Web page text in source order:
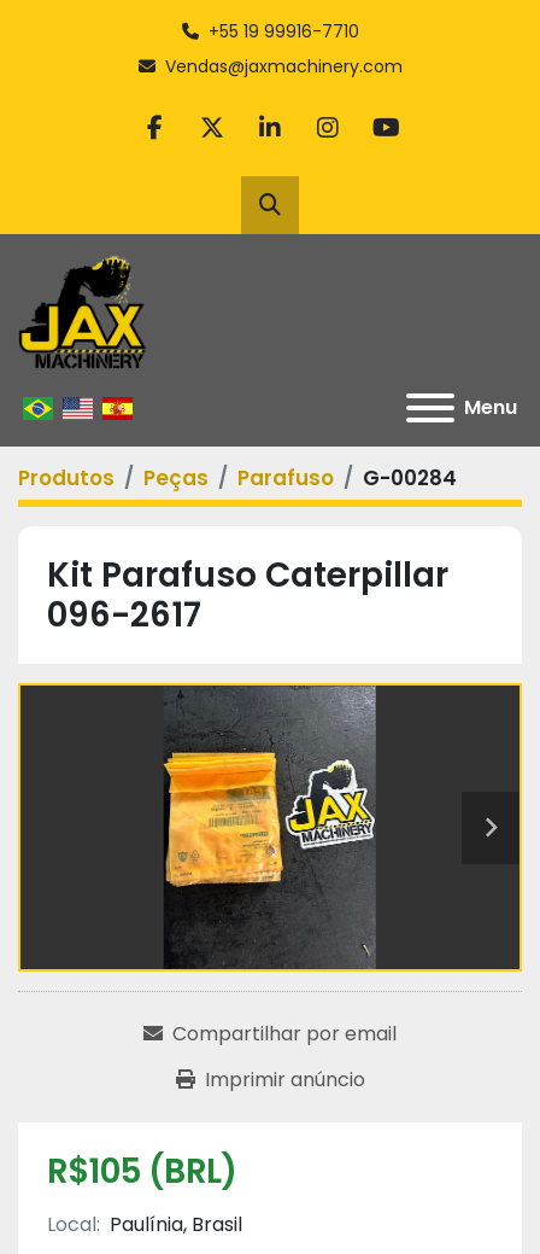
+55 19 99916-7710
Vendas@jaxmachinery.com
facebook
twitterlinkedininstagram
youtube
Pesquisar
Menu
Produtos Peças Parafuso G-00284
Kit Parafuso Caterpillar
096-2617
Compartilhar por email
Imprimir anúncio
R$105 (BRL)
Local: Paulínia, Brasil